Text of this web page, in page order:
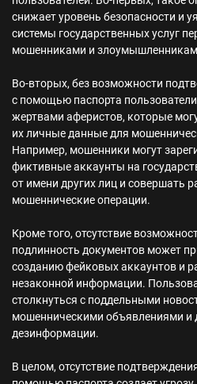
снижает уровень безопасности и
системы государственных услуг
мошенниками и
Во-вторых, без возможности
с помощью паспорта пользователи
жертвами аферистов, которые
их личные данные для
Например, мошенники могут
фиктивные аккаунты на
от имени других лиц и совершать
мошеннические операции.
Кроме того, отсутствие
подлинность документов может
созданию фейковых аккаунтов и
незаконной информации.
столкнуться с поддельными
мошенническими объявлениями и
дезинформации.
В целом, отсутствие